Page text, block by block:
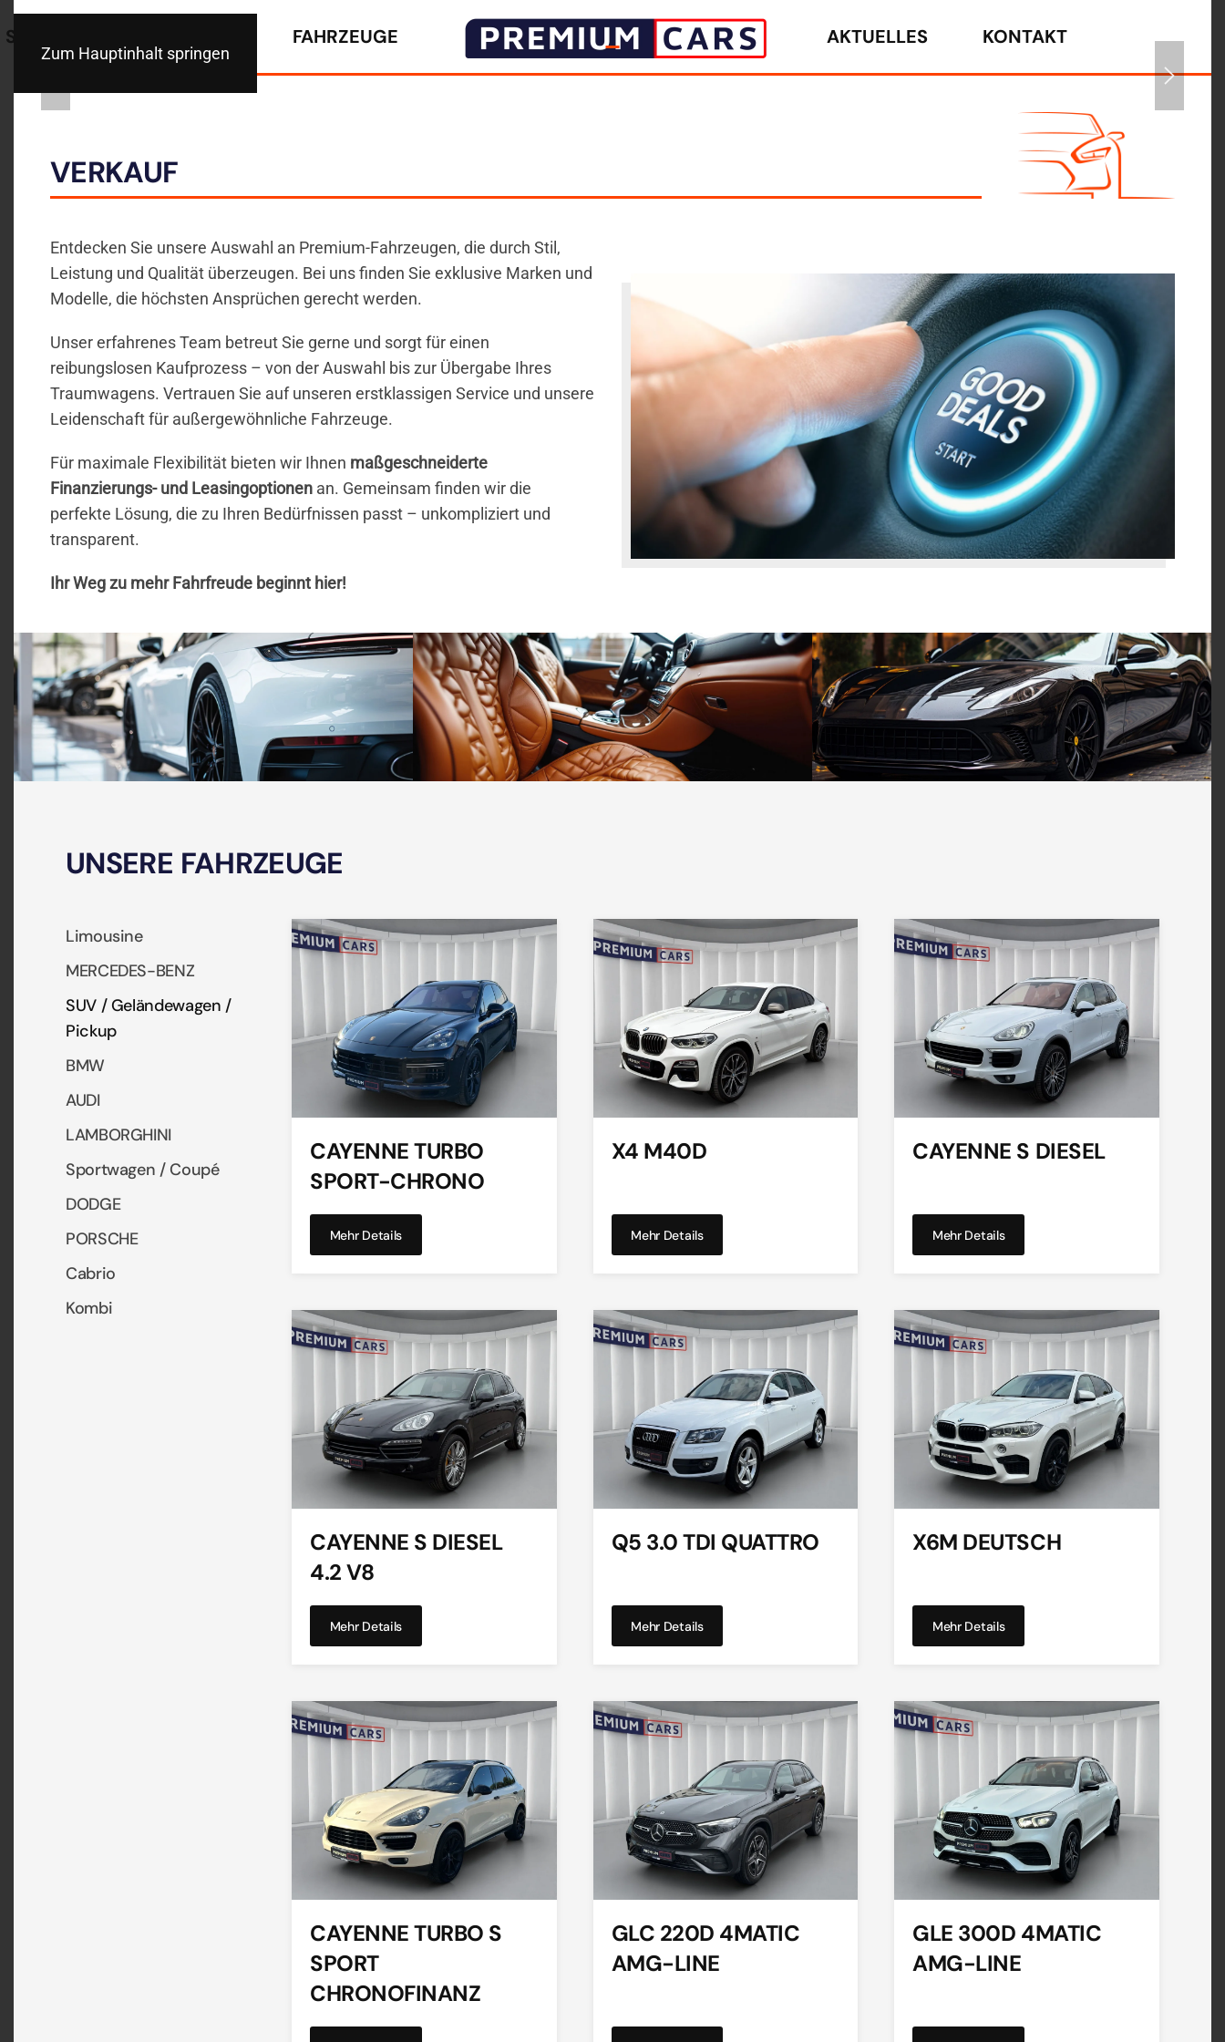
Zum Hauptinhalt springen
STARTSEITE FAHRZEUGE AKTUELLES KONTAKT
VERKAUF
Entdecken Sie unsere Auswahl an Premium-Fahrzeugen, die durch Stil,
Leistung und Qualität überzeugen. Bei uns finden Sie exklusive Marken und
Modelle, die höchsten Ansprüchen gerecht werden.
Unser erfahrenes Team betreut Sie gerne und sorgt für einen
reibungslosen Kaufprozess – von der Auswahl bis zur Übergabe Ihres
Traumwagens. Vertrauen Sie auf unseren erstklassigen Service und unsere
Leidenschaft für außergewöhnliche Fahrzeuge.
Für maximale Flexibilität bieten wir Ihnen maßgeschneiderte
Finanzierungs- und Leasingoptionen an. Gemeinsam finden wir die
perfekte Lösung, die zu Ihren Bedürfnissen passt – unkompliziert und
transparent.
Ihr Weg zu mehr Fahrfreude beginnt hier!
UNSERE FAHRZEUGE
Limousine
MERCEDES-BENZ
SUV / Geländewagen /
Pickup
BMW
AUDI
LAMBORGHINI
Sportwagen / Coupé
DODGE
PORSCHE
Cabrio
Kombi
CAYENNE TURBO
SPORT-CHRONO
Mehr Details
X4 M40D
Mehr Details
CAYENNE S DIESEL
Mehr Details
CAYENNE S DIESEL
4.2 V8
Mehr Details
Q5 3.0 TDI QUATTRO
Mehr Details
X6M DEUTSCH
Mehr Details
CAYENNE TURBO S
SPORT
CHRONOFINANZ
GLC 220D 4MATIC
AMG-LINE
GLE 300D 4MATIC
AMG-LINE